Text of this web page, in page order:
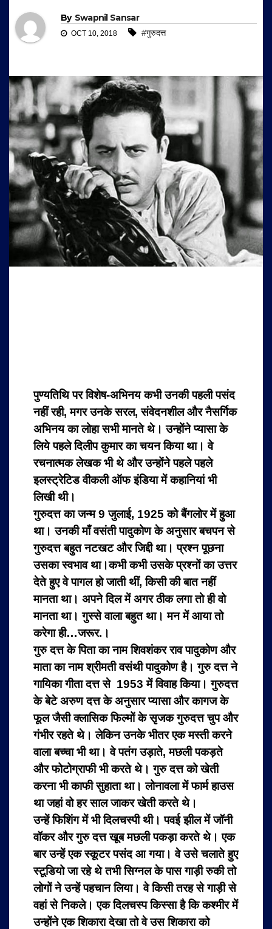
By Swapnil Sansar
OCT 10, 2018 #गुरुदत्त
पुण्यतिथि पर विशेष-अभिनय कभी उनकी पहली पसंद
नहीं रही, मगर उनके सरल, संवेदनशील और नैसर्गिक
अभिनय का लोहा सभी मानते थे। उन्होंने प्यासा के
लिये पहले दिलीप कुमार का चयन किया था। वे
रचनात्मक लेखक भी थे और उन्होंने पहले पहले
इलस्ट्रेटिड वीकली ऑफ इंडिया में कहानियां भी
लिखी थी।
गुरुदत्त का जन्म 9 जुलाई, 1925 को बैंगलोर में हुआ
था। उनकी माँ वसंती पादुकोण के अनुसार बचपन से
गुरुदत्त बहुत नटखट और जिद्दी था। प्रश्न पूछना
उसका स्वभाव था।कभी कभी उसके प्रश्नों का उत्तर
देते हुए वे पागल हो जाती थीं, किसी की बात नहीं
मानता था। अपने दिल में अगर ठीक लगा तो ही वो
मानता था। गुस्से वाला बहुत था। मन में आया तो
करेगा ही…जरूर.।
गुरु दत्त के पिता का नाम शिवशंकर राव पादुकोण और
माता का नाम श्रीमती वसंथी पादुकोण है। गुरु दत्त ने
गायिका गीता दत्त से 1953 में विवाह किया। गुरुदत्त
के बेटे अरुण दत्त के अनुसार प्यासा और कागज के
फूल जैसी क्लासिक फिल्मों के सृजक गुरुदत्त चुप और
गंभीर रहते थे। लेकिन उनके भीतर एक मस्ती करने
वाला बच्चा भी था। वे पतंग उड़ाते, मछली पकड़ते
और फोटोग्राफी भी करते थे। गुरु दत्त को खेती
करना भी काफी सुहाता था। लोनावला में फार्म हाउस
था जहां वो हर साल जाकर खेती करते थे।
उन्हें फिशिंग में भी दिलचस्पी थी। पवई झील में जॉनी
वॉकर और गुरु दत्त खूब मछली पकड़ा करते थे। एक
बार उन्हें एक स्कूटर पसंद आ गया। वे उसे चलाते हुए
स्टूडियो जा रहे थे तभी सिग्नल के पास गाड़ी रुकी तो
लोगों ने उन्हें पहचान लिया। वे किसी तरह से गाड़ी से
वहां से निकले। एक दिलचस्प किस्सा है कि कश्मीर में
उन्होंने एक शिकारा देखा तो वे उस शिकारा को